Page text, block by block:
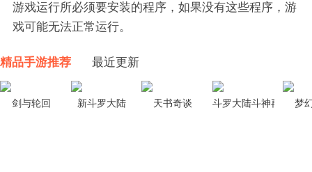
游戏运行所必须要安装的程序，如果没有这些程序，游
戏可能无法正常运行。
精品手游推荐 最近更新
剑与轮回 新斗罗大陆 天书奇谈 斗罗大陆斗神再临 梦